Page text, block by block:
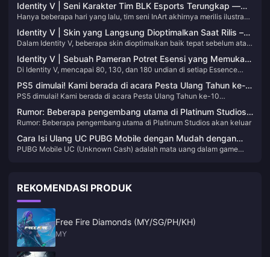
Identity V | Seni Karakter Tim BLK Esports Terungkap —
Detail Mewah pada Aksesori dan Kostum!
Hanya beberapa hari yang lalu, tim seni InArt akhirnya merilis ilustrasi
berdiri penuh dari empat karakter penyintas BLK! Sekarang kita bisa
melihat semua detail kostum bagian bawah. Semua desain didasarkan
pada referensi tiga tampilan resmi yang disediakan oleh Identity V dan
diwujudkan oleh ilustrator InArt. Mari kita lihat lebih dekat semua
detail rumitnya!
Identity V | Skin yang Langsung Dioptimalkan Saat Rilis –
Perbedaan Sebelum dan Sesudahnya Sangat Mencolok!
Dalam Identity V, beberapa skin dioptimalkan baik tepat sebelum atau
segera setelah rilis mereka karena umpan balik pemain yang luar
biasa. Mari kita telusuri beberapa contoh penting di mana transformasi
tersebut sangat signifikan:
Identity V | Sebuah Pameran Potret Esensi yang Memukau!
[Bagian 1]
Di Identity V, mencapai 80, 130, dan 180 undian di setiap Essence
ini sangat indah memukau! Mari kita lihat lebih dekat beberapa yang
paling berkesan:
PS5 dimulai! Kami berada di acara Pesta Ulang Tahun ke-
10 PlayStation China
PS5 dimulai! Kami berada di acara Pesta Ulang Tahun ke-10
Rumor: Beberapa pengembang utama di Platinum Studios
akan keluar
Rumor: Beberapa pengembang utama di Platinum Studios akan keluar
Cara Isi Ulang UC PUBG Mobile dengan Mudah dengan
BitTopup
PUBG Mobile UC (Unknown Cash) adalah mata uang dalam game
Royal Pass yang didambakan, yang memberikan akses ke hadiah dan
bermain game dengan menyesuaikan karakter dan perlengkapan
Anda agar menonjol di medan pertempuran.
REKOMENDASI PRODUK
Free Fire Diamonds (MY/SG/PH/KH)
MY